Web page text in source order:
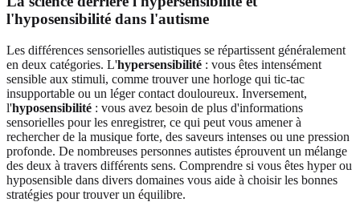
l'hyposensibilité dans l'autisme
Les différences sensorielles autistiques se répartissent généralement
en deux catégories. L'hypersensibilité : vous êtes intensément
sensible aux stimuli, comme trouver une horloge qui tic-tac
insupportable ou un léger contact douloureux. Inversement,
l'hyposensibilité : vous avez besoin de plus d'informations
sensorielles pour les enregistrer, ce qui peut vous amener à
rechercher de la musique forte, des saveurs intenses ou une pression
profonde. De nombreuses personnes autistes éprouvent un mélange
des deux à travers différents sens. Comprendre si vous êtes hyper ou
hyposensible dans divers domaines vous aide à choisir les bonnes
stratégies pour trouver un équilibre.